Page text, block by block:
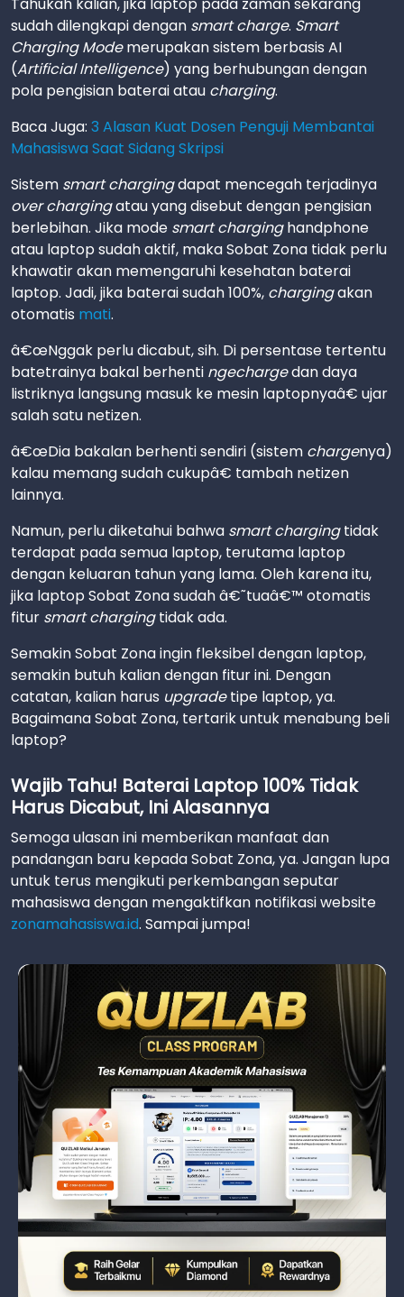
Tahukah kalian, jika laptop pada zaman sekarang
sudah dilengkapi dengan smart charge. Smart
Charging Modemerupakan sistem berbasis AI
(Artificial Intelligence) yang berhubungan dengan
pola pengisian baterai atau charging.
Baca Juga: 3 Alasan Kuat Dosen Penguji Membantai
Mahasiswa Saat Sidang Skripsi
Sistem smart chargingdapat mencegah terjadinya
over chargingatau yang disebut dengan pengisian
berlebihan. Jika mode smart charginghandphone
atau laptop sudah aktif, maka Sobat Zona tidak perlu
khawatir akan memengaruhi kesehatan baterai
laptop. Jadi, jika baterai sudah 100%, chargingakan
otomatis mati.
â€œNggak perlu dicabut, sih. Di persentase tertentu
batetrainya bakal berhenti ngechargedan daya
listriknya langsung masuk ke mesin laptopnyaâ€ ujar
salah satu netizen.
â€œDia bakalan berhenti sendiri (sistem chargenya)
kalau memang sudah cukupâ€ tambah netizen
lainnya.
Namun, perlu diketahui bahwa smart chargingtidak
terdapat pada semua laptop, terutama laptop
dengan keluaran tahun yang lama. Oleh karena itu,
jika laptop Sobat Zona sudah â€˜tuaâ€™ otomatis
fitur smart chargingtidak ada.
Semakin Sobat Zona ingin fleksibel dengan laptop,
semakin butuh kalian dengan fitur ini. Dengan
catatan, kalian harus upgradetipe laptop, ya.
Bagaimana Sobat Zona, tertarik untuk menabung beli
laptop?
Wajib Tahu! Baterai Laptop 100% Tidak
Harus Dicabut, Ini Alasannya
Semoga ulasan ini memberikan manfaat dan
pandangan baru kepada Sobat Zona, ya. Jangan lupa
untuk terus mengikuti perkembangan seputar
mahasiswa dengan mengaktifkan notifikasi website
zonamahasiswa.id. Sampai jumpa!